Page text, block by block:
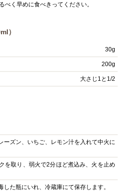
べく早めに食べきってください。
）
30g
200g
大さじ1と1/2
ーズン、いちご、レモン汁を入れて中火に
を取り、弱火で2分ほど煮込み、火を止め
した瓶にいれ、冷蔵庫にて保存します。